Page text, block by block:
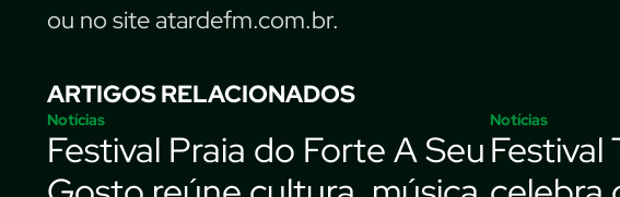
ou no site atardefm.com.br.
ARTIGOS RELACIONADOS
Notícias
Festival Praia do Forte A Seu
Notícias
Festival